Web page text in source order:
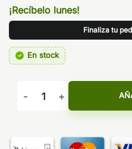
¡Recíbelo lunes!
Finaliza tu
En stock
Aroma Bebeca 30ml